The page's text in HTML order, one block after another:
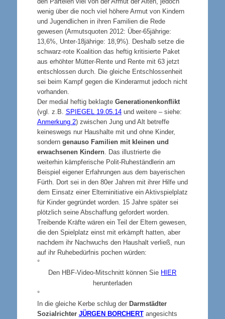
wenig über die noch viel höhere Armut von Kindern
und Jugendlichen in ihren Familien die Rede
gewesen (Armutsquoten 2012: Über-65jährige:
13,6%, Unter-18jährige: 18,9%). Deshalb setze die
schwarz-rote Koalition das heftig kritisierte Paket
aus erhöhter Mütter-Rente und Rente mit 63 jetzt
entschlossen durch. Die gleiche Entschlossenheit
sei beim Kampf gegen die Kinderarmut jedoch nicht
vorhanden.
Der medial heftig beklagte Generationenkonflikt
(vgl. z.B. SPIEGEL 19.05.14und weitere – siehe:
Anmerkung 2) zwischen Jung und Alt betreffe
keineswegs nur Haushalte mit und ohne Kinder,
sondern genauso Familien mit kleinen und
erwachsenen Kindern. Das illustrierte die
weiterhin kämpferische Polit-Ruheständlerin am
Beispiel eigener Erfahrungen aus dem bayerischen
Fürth. Dort sei in den 80er Jahren mit ihrer Hilfe und
dem Einsatz einer Elterninitiative ein Aktivspielplatz
für Kinder gegründet worden. 15 Jahre später sei
plötzlich seine Abschaffung gefordert worden.
Treibende Kräfte wären ein Teil der Eltern gewesen,
die den Spielplatz einst mit erkämpft hatten, aber
nachdem ihr Nachwuchs den Haushalt verließ, nun
auf ihr Ruhebedürfnis pochen würden:
°
Den HBF-Video-Mitschnitt können Sie HIER
herunterladen
°
In die gleiche Kerbe schlug der Darmstädter
Sozialrichter JÜRGEN BORCHERTangesichts